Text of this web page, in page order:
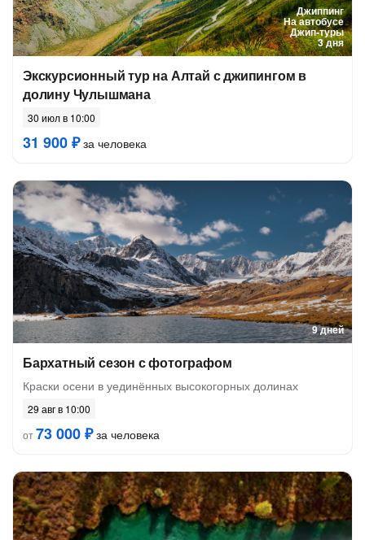
Джиппинг
На автобусе
Джип-туры
3 дня
Экскурсионный тур на Алтай с джипингом в
долину Чулышмана
30 июл в 10:00
31 900 ₽за человека
9 дней
Бархатный сезон с фотографом
Краски осени в уединённых высокогорных долинах
29 авг в 10:00
от73 000 ₽за человека